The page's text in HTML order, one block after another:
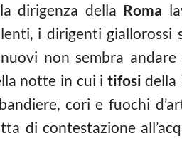
dirigenza della Roma
i dirigenti giallorossi
non sembra
notte in cui i tifosi della
cori e fuochi
di contestazione